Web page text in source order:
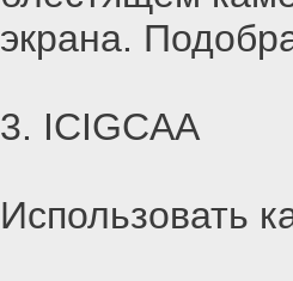
экрана.
3. ICIGCAA
Использовать